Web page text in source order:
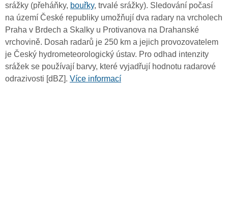
srážky (přeháňky, bouřky, trvalé srážky). Sledování počasí
na území České republiky umožňují dva radary na vrcholech
Praha v Brdech a Skalky u Protivanova na Drahanské
vrchovině. Dosah radarů je 250 km a jejich provozovatelem
je Český hydrometeorologický ústav. Pro odhad intenzity
srážek se používají barvy, které vyjadřují hodnotu radarové
odrazivosti [dBZ]. Více informací